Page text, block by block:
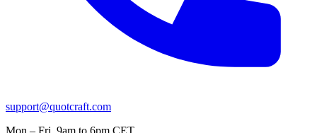
support@quotcraft.com